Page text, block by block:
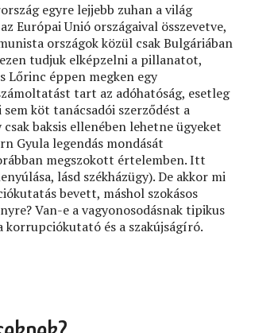
egyre lejjebb zuhan a világ
Európai Unió országaival összevetve,
országok közül csak Bulgáriában
tudjuk elképzelni a pillanatot,
Lőrinc éppen megken egy
tart az adóhatóság, esetleg
köt tanácsadói szerződést a
baksis ellenében lehetne ügyeket
Gyula legendás mondását
megszokott értelemben. Itt
lásd székházügy). De akkor mi
bevett, máshol szokásos
Van-e a vagyonosodásnak tipikus
korrupciókutató és a szakújságíró.